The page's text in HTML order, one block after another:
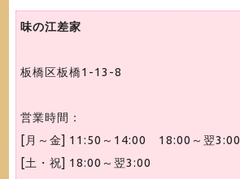
味の江差家
板橋区板橋1-13-8
営業時間：
[月～金] 11:50～14:00 18:00～翌3:00
[土・祝] 18:00～翌3:00